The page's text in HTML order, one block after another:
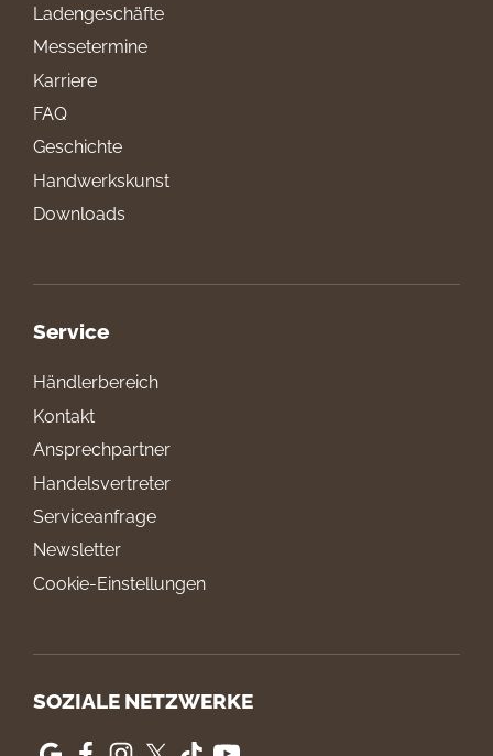
Ladengeschäfte
Messetermine
Karriere
FAQ
Geschichte
Handwerkskunst
Downloads
Service
Händlerbereich
Kontakt
Ansprechpartner
Handelsvertreter
Serviceanfrage
Newsletter
Cookie-Einstellungen
SOZIALE NETZWERKE